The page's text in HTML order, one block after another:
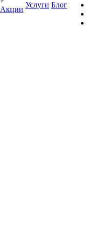
Акции
Услуги Блог